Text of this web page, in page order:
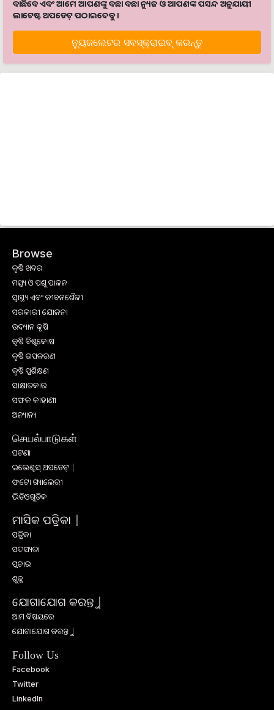
ବାଛିବେ ଏବଂ ଆମେ ଆପଣଙ୍କୁ ବଛା ବଛା ନ୍ୟୁଜ ଓ ଆପଣଙ୍କ ପସନ୍ଦ ଅନୁଯାୟୀ
ଲାଟେଷ୍ଟ ଅପଡେଟ୍‌ ପଠାଇଦେବୁ ।
ନ୍ୟୁଜଲେଟର ସବସ୍କ୍ରାଇବ୍‌ କରନ୍ତୁ
Browse
କୃଷି ଖବର
ମତ୍ସ୍ୟ ଓ ପଶୁ ପାଳନ
ସ୍ୱାସ୍ଥ୍ୟ ଏବଂ ଜୀବନଶୈଳୀ
ସରକାରୀ ଯୋଜନା
ଉଦ୍ୟାନ କୃଷି
କୃଷି ବିଶ୍ବକୋଷ
କୃଷି ଉପକରଣ
କୃଷି ପ୍ରଶିକ୍ଷଣ
ସାକ୍ଷାତକାର
ସଫଳ କାହାଣୀ
ଅନ୍ୟାନ୍ୟ
செயல்பாடுகள்
ଘଟଣା
ଇଭେଣ୍ଟସ୍ ଅପଡେଟ୍ |
ଫଟୋ ଗ୍ୟାଲେରୀ
ଭିଡିଓଗୁଡିକ
ମାସିକ ପତ୍ରିକା |
ପତ୍ରିକା
ସଦସ୍ୟତା
ପ୍ରଚାର
ଶୁଳ୍କ
ଯୋଗାଯୋଗ କରନ୍ତୁ |
ଆମ ବିଷୟରେ
ଯୋଗାଯୋଗ କରନ୍ତୁ |
Follow Us
Facebook
Twitter
LinkedIn